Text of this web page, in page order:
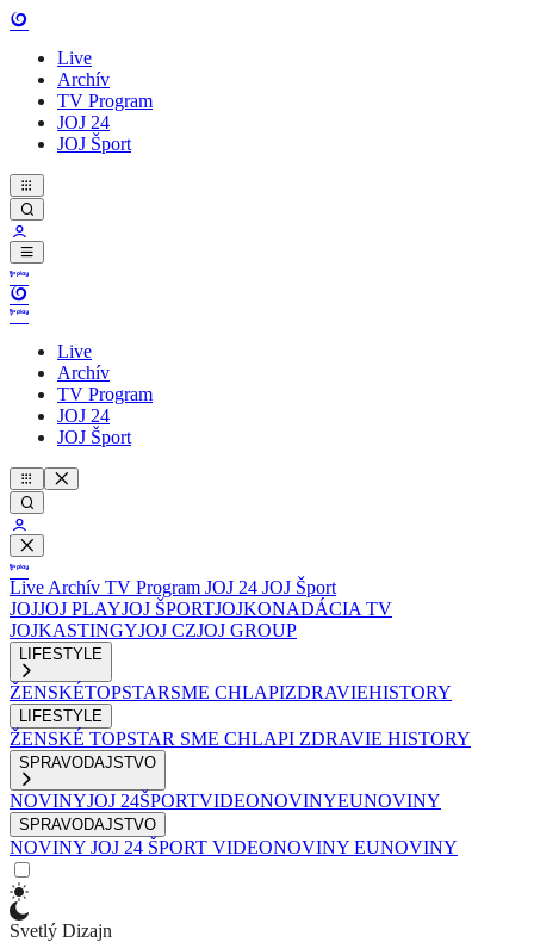
Live
Archív
TV Program
JOJ 24
JOJ Šport
Live
Archív
TV Program
JOJ 24
JOJ Šport
Live Archív TV Program JOJ 24 JOJ Šport
JOJJOJ PLAYJOJ ŠPORTJOJKONADÁCIA TV
JOJKASTINGYJOJ CZJOJ GROUP
LIFESTYLE
ŽENSKÉTOPSTARSME CHLAPIZDRAVIEHISTORY
LIFESTYLE
ŽENSKÉ TOPSTAR SME CHLAPI ZDRAVIE HISTORY
SPRAVODAJSTVO
NOVINYJOJ 24ŠPORTVIDEONOVINYEUNOVINY
SPRAVODAJSTVO
NOVINY JOJ 24 ŠPORT VIDEONOVINY EUNOVINY
Svetlý Dizajn